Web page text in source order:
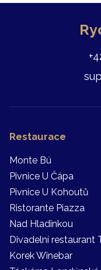
Restaurace
Monte Bú
Pivnice U Čápa
Pivnice U Kohoutů
Ristorante Piazza
Nad Hladinkou
Divadelní restaurant
Korek Winebar